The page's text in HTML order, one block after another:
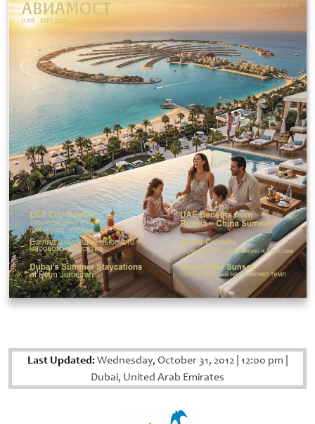
Last Updated:Wednesday, October 31, 2012 12:00 pm
Dubai, United Arab Emirates